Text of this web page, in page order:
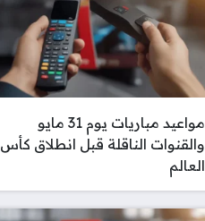
مواعيد مباريات يوم 31 مايو
والقنوات الناقلة قبل انطلاق كأس
العالم